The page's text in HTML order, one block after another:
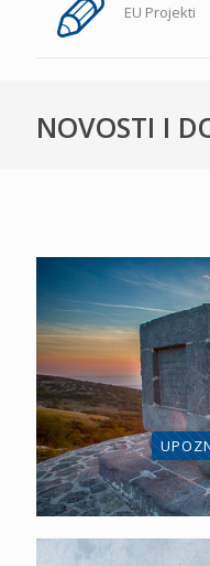
EU Projekti
NOVOSTI I